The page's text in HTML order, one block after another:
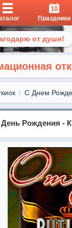
10
Праздники
от души!
С Днем
День Рождения -